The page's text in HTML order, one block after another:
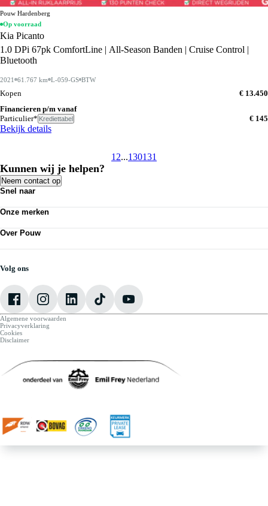
Pouw Hardenberg
Op voorraad
Kia Picanto
1.0 DPi 67pk ComfortLine | All-Season Banden | Cruise Control |
Bluetooth
2021 61.767 km L-059-GS BTW
Kopen
€ 13.450
Financieren p/m vanaf
Particulier* Krediettabel € 145
Bekijk details
1 2...130131
Kunnen wij je helpen?
Neem contact op
Snel naar
Bedrijfswagens
Nieuws
Vestigingen
Onze merken
Audi
Škoda
VW Bedrijfswagens
Over Pouw
Over Pouw
Vacatures
Volg ons
Algemene voorwaarden
Privacyverklaring
Cookies
Disclaimer